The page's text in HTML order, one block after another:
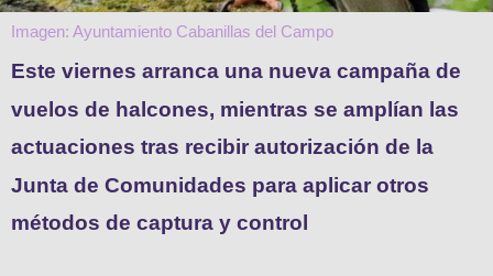
Imagen: Ayuntamiento Cabanillas del Campo
Este viernes arranca una nueva campaña de
vuelos de halcones, mientras se amplían las
actuaciones tras recibir autorización de la
Junta de Comunidades para aplicar otros
métodos de captura y control